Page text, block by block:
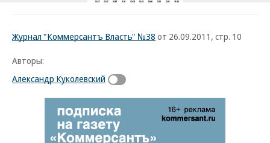
Журнал "Коммерсантъ Власть" №38 от 26.09.2011, стр. 10
Авторы:
Александр Куколевский